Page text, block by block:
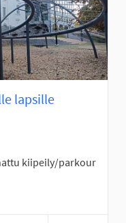
lapsille
kiipeily/parkour
Seinäjoki